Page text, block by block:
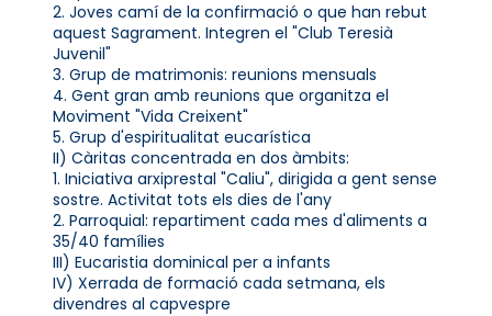
2. Joves camí de la confirmació o que han rebut
aquest Sagrament. Integren el "Club Teresià
Juvenil"
3. Grup de matrimonis: reunions mensuals
4. Gent gran amb reunions que organitza el
Moviment "Vida Creixent"
5. Grup d'espiritualitat eucarística
II) Càritas concentrada en dos àmbits:
1. Iniciativa arxiprestal "Caliu", dirigida a gent sense
sostre. Activitat tots els dies de l'any
2. Parroquial: repartiment cada mes d'aliments a
35/40 famílies
III) Eucaristia dominical per a infants
IV) Xerrada de formació cada setmana, els
divendres al capvespre